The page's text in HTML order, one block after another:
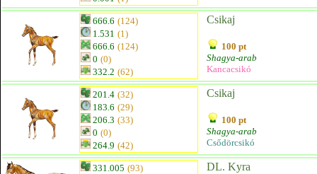
666.6 (124)
1.531 (1)
666.6 (124)
0 (0)
332.2 (62)
Csikaj
100 pt
Shagya-arab
Kancacsikó
201.4 (32)
183.6 (29)
206.3 (33)
0 (0)
264.9 (42)
Csikaj
100 pt
Shagya-arab
Csődörcsikó
331.005 (93)
DL. Kyra